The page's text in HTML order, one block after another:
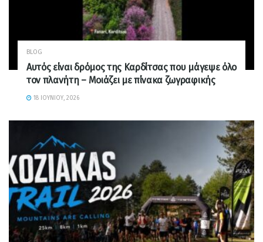
BLOG
Αυτός είναι δρόμος της Καρδίτσας που μάγεψε όλο
τον πλανήτη – Μοιάζει με πίνακα ζωγραφικής
18 ΙΟΥΝΊΟΥ, 2026